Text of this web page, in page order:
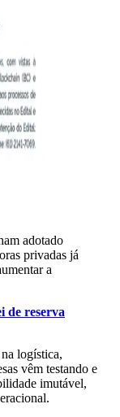
adotado
privadas já
a
de reserva
logística,
vêm testando e
imutável,